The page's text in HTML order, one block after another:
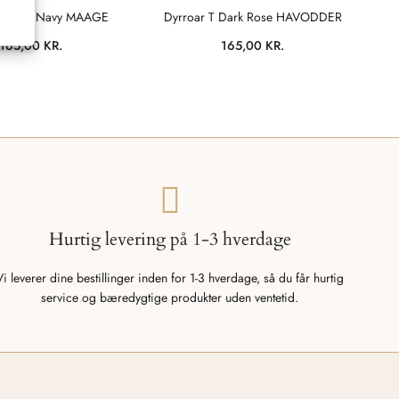
Dark Navy MAAGE
165,00 KR.
Dyrroar T Dark Rose HAVODDER
165,00 KR.
Hurtig levering på 1-3 hverdage
leverer dine bestillinger inden for 1-3 hverdage, så du får hurtig
service og bæredygtige produkter uden ventetid.